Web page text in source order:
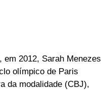
em 2012, Sarah Menezes
olímpico de Paris
da modalidade (CBJ),